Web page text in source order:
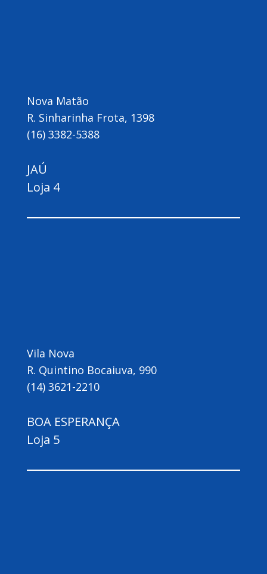
Nova Matão
R. Sinharinha Frota, 1398
(16) 3382-5388
JAÚ
Loja 4
Vila Nova
R. Quintino Bocaiuva, 990
(14) 3621-2210
BOA ESPERANÇA
Loja 5